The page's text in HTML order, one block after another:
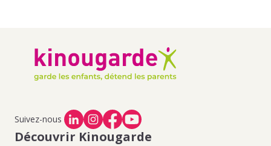
Suivez-nous
Découvrir Kinougarde